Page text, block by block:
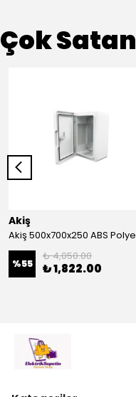
Çok
Akiş
%55
₺ 4,050.00
₺ 1,822.00